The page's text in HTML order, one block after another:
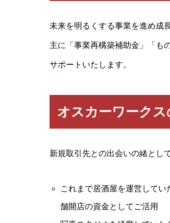
未来を明るくする事業を進め成
主に「事業再構築補助金」「も
サポートいたします。
オスカーワーク
新規取引先との出会いの緒とし
これまで居酒屋を運営して
舗開店の資金としてご活用